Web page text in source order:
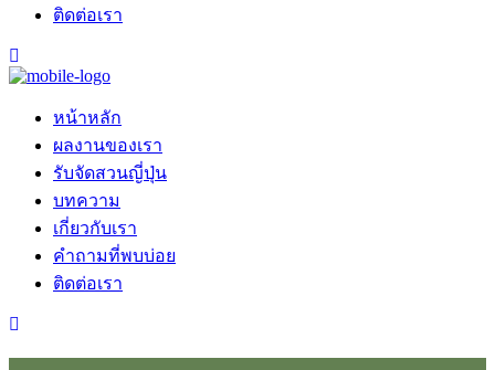
ติดต่อเรา
หน้าหลัก
ผลงานของเรา
รับจัดสวนญี่ปุ่น
บทความ
เกี่ยวกับเรา
คำถามที่พบบ่อย
ติดต่อเรา